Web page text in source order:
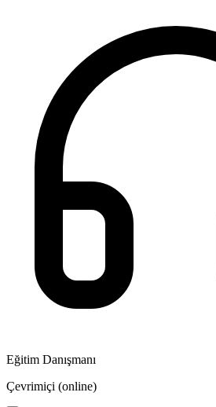
Eğitim Danışmanı
Çevrimiçi (online)